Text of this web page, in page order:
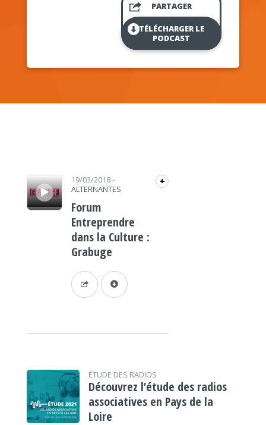
PARTAGER
TÉLÉCHARGER LE
PODCAST
Lecteur audio 19/03/2018-
ALTERNANTES
+
Forum
Entreprendre
dans la Culture :
Grabuge
ÉTUDE DES RADIOS
Découvrez l’étude des radios
associatives en Pays de la
Loire